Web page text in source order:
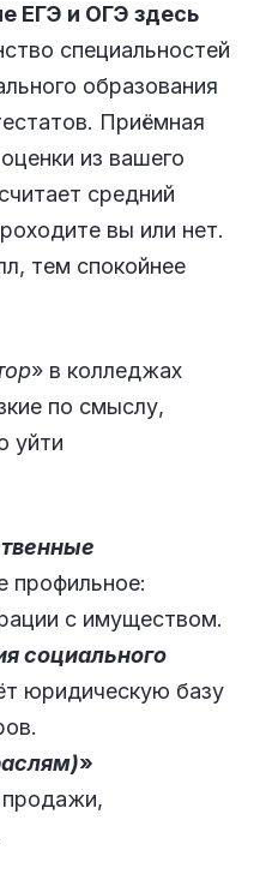
ЕГЭ и ОГЭ здесь
специальностей
образования
Приёмная
из вашего
средний
вы или нет.
тем спокойнее
» в колледжах
по смыслу,
уйти
профильное:
с имуществом.
социального
юридическую базу
»